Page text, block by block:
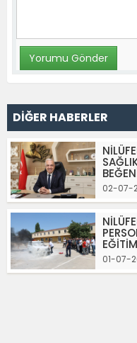
DİĞER HABERLER
02-07-
01-07-